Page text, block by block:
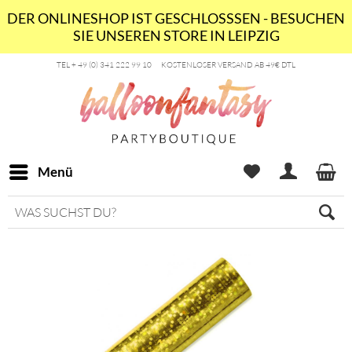
DER ONLINESHOP IST GESCHLOSSSEN - BESUCHEN
SIE UNSEREN STORE IN LEIPZIG
TEL + 49 (0) 341 222 99 10 KOSTENLOSER VERSAND AB 49€ DTL
Menü